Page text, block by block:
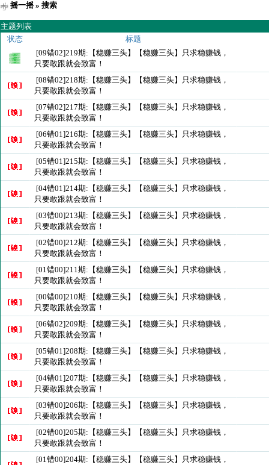
摇一摇» 搜索
主题列表
状态
标题
[09错02]219期:【稳赚三头】【稳赚三头】只求稳赚钱，
只要敢跟就会致富！
[08错02]218期:【稳赚三头】【稳赚三头】只求稳赚钱，
只要敢跟就会致富！
[07错02]217期:【稳赚三头】【稳赚三头】只求稳赚钱，
只要敢跟就会致富！
[06错01]216期:【稳赚三头】【稳赚三头】只求稳赚钱，
只要敢跟就会致富！
[05错01]215期:【稳赚三头】【稳赚三头】只求稳赚钱，
只要敢跟就会致富！
[04错01]214期:【稳赚三头】【稳赚三头】只求稳赚钱，
只要敢跟就会致富！
[03错00]213期:【稳赚三头】【稳赚三头】只求稳赚钱，
只要敢跟就会致富！
[02错00]212期:【稳赚三头】【稳赚三头】只求稳赚钱，
只要敢跟就会致富！
[01错00]211期:【稳赚三头】【稳赚三头】只求稳赚钱，
只要敢跟就会致富！
[00错00]210期:【稳赚三头】【稳赚三头】只求稳赚钱，
只要敢跟就会致富！
[06错02]209期:【稳赚三头】【稳赚三头】只求稳赚钱，
只要敢跟就会致富！
[05错01]208期:【稳赚三头】【稳赚三头】只求稳赚钱，
只要敢跟就会致富！
[04错01]207期:【稳赚三头】【稳赚三头】只求稳赚钱，
只要敢跟就会致富！
[03错00]206期:【稳赚三头】【稳赚三头】只求稳赚钱，
只要敢跟就会致富！
[02错00]205期:【稳赚三头】【稳赚三头】只求稳赚钱，
只要敢跟就会致富！
[01错00]204期:【稳赚三头】【稳赚三头】只求稳赚钱，